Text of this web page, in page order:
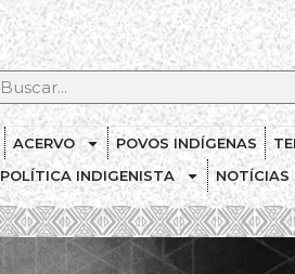
ACERVO POVOS INDÍGENAS
POLÍTICA INDIGENISTA
NOTÍCIAS